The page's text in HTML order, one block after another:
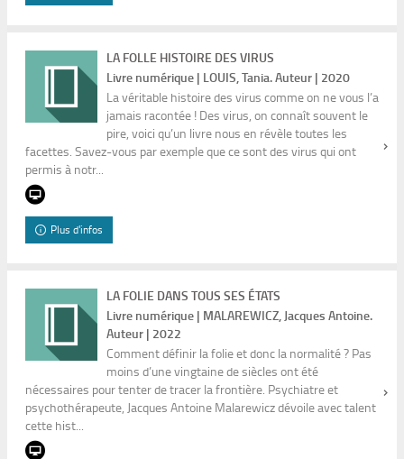
LA FOLLE HISTOIRE DES VIRUS
Livre numérique | LOUIS, Tania. Auteur | 2020
La véritable histoire des virus comme on ne vous l’a
jamais racontée ! Des virus, on connaît souvent le
pire, voici qu’un livre nous en révèle toutes les
facettes. Savez-vous par exemple que ce sont des virus qui ont
permis à notr...
Plus d'infos
LA FOLIE DANS TOUS SES ÉTATS
Livre numérique | MALAREWICZ, Jacques Antoine.
Auteur | 2022
Comment définir la folie et donc la normalité ? Pas
moins d’une vingtaine de siècles ont été
nécessaires pour tenter de tracer la frontière. Psychiatre et
psychothérapeute, Jacques Antoine Malarewicz dévoile avec talent
cette hist...